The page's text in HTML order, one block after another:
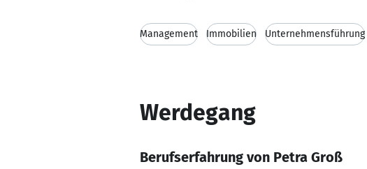
Management Immobilien Unternehmensführung
Werdegang
Berufserfahrung von Petra Groß